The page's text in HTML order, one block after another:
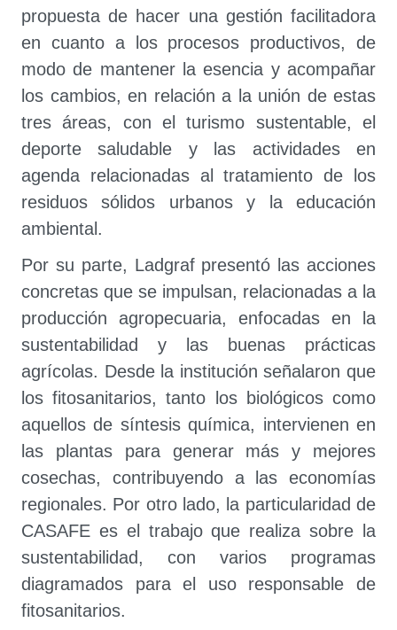
propuesta de hacer una gestión facilitadora
en cuanto a los procesos productivos, de
modo de mantener la esencia y acompañar
los cambios, en relación a la unión de estas
tres áreas, con el turismo sustentable, el
deporte saludable y las actividades en
agenda relacionadas al tratamiento de los
residuos sólidos urbanos y la educación
ambiental.
Por su parte, Ladgraf presentó las acciones
concretas que se impulsan, relacionadas a la
producción agropecuaria, enfocadas en la
sustentabilidad y las buenas prácticas
agrícolas. Desde la institución señalaron que
los fitosanitarios, tanto los biológicos como
aquellos de síntesis química, intervienen en
las plantas para generar más y mejores
cosechas, contribuyendo a las economías
regionales. Por otro lado, la particularidad de
CASAFE es el trabajo que realiza sobre la
sustentabilidad, con varios programas
diagramados para el uso responsable de
fitosanitarios.